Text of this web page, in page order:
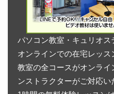
パソコン教室・キュリオス
オンラインでの在宅レッス
教室の全コースがオンライ
ンストラクターがご対応い